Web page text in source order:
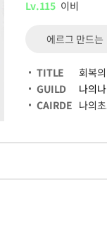
Lv.115 이비
에르그 만드는
TITLE
회복
GUILD
나의
CAIRDE 나의